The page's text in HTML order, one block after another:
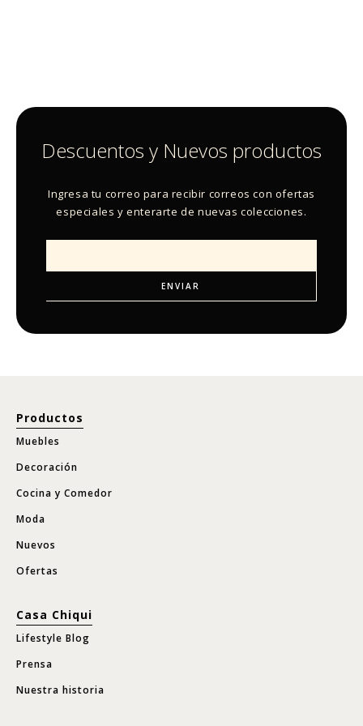
Descuentos y Nuevos productos
Ingresa tu correo para recibir correos con ofertas
especiales y enterarte de nuevas colecciones.
Productos
Muebles
Decoración
Cocina y Comedor
Moda
Nuevos
Ofertas
Casa Chiqui
Lifestyle Blog
Prensa
Nuestra historia